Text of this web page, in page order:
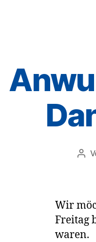
Wir
Freitag
waren.